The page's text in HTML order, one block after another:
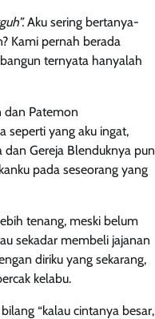
Aku sering bertanya-
Kami pernah berada
ternyata hanyalah
dan Patemon
seperti yang aku ingat,
Gereja Blenduknya pun
pada seseorang yang
tenang, meski belum
sekadar membeli jajanan
diriku yang sekarang,
kelabu.
“kalau cintanya besar,